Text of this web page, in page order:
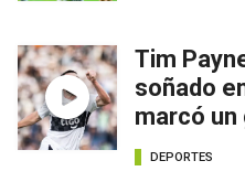
Tim
soñado
marcó un
DEPORTES